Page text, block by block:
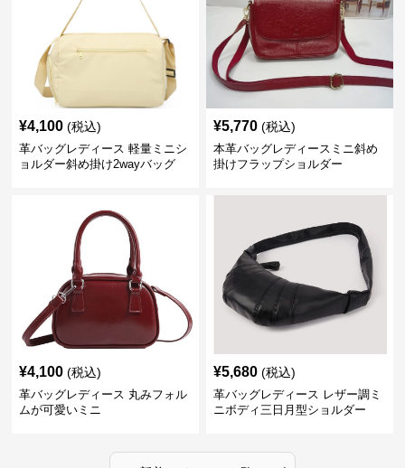
¥4,100 (税込)
革バッグレディース 軽量ミニシ
ョルダー斜め掛け2wayバッグ
¥5,770 (税込)
本革バッグレディースミニ斜め
掛けフラップショルダー
¥4,100 (税込)
革バッグレディース 丸みフォル
ムが可愛いミニ
¥5,680 (税込)
革バッグレディース レザー調ミ
ニボディ三日月型ショルダー